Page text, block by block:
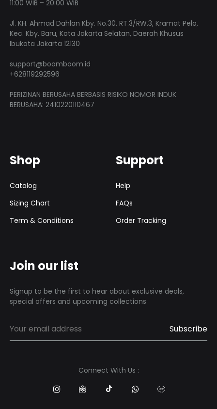
11:00 WIB – 20:00 WIB
Jl. KH. Ahmad Dahlan Kby. No.30, RT.3/RW.3, Kramat Pela,
Kec. Kby. Baru, Kota Jakarta Selatan, Daerah Khusus
Ibukota Jakarta 12130
support@boomboom.id
+628119292596
PERIZINAN BERUSAHA BERBASIS RISIKO NOMOR INDUK
BERUSAHA: 2410220110467
Shop
Catalog
Sizing Chart
Term & Conditions
Support
Help
FAQs
Order Tracking
Join our list
Signup to be the first to hear about exclusive deals,
special offers and upcoming collections
Connect With Us :